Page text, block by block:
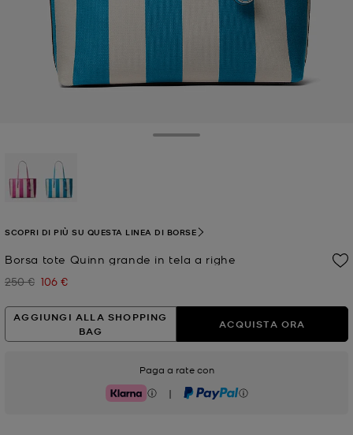
Borsa tote Quinn grande in tela a righe
Prezzo iniziale
250 € Prezzo attuale
106 €
SCOPRI DI PIÙ SU QUESTA LINEA DI BORSE
AGGIUNGI ALLA SHOPPING
BAG
ACQUISTA ORA
Paga a rate con
Klarna | PayPal